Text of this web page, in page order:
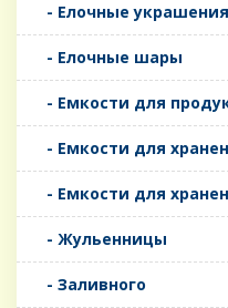
- Елочные украшения
- Елочные шары
- Емкости для
- Емкости для
- Емкости для
- Жульенницы
- Заливного